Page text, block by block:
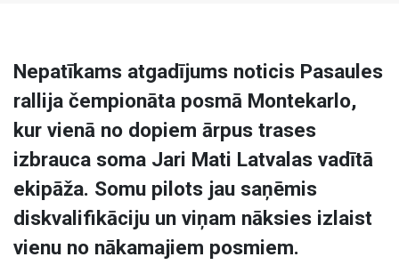
Nepatīkams atgadījums noticis Pasaules
rallija čempionāta posmā Montekarlo,
kur vienā no dopiem ārpus trases
izbrauca soma Jari Mati Latvalas vadītā
ekipāža. Somu pilots jau saņēmis
diskvalifikāciju un viņam nāksies izlaist
vienu no nākamajiem posmiem.